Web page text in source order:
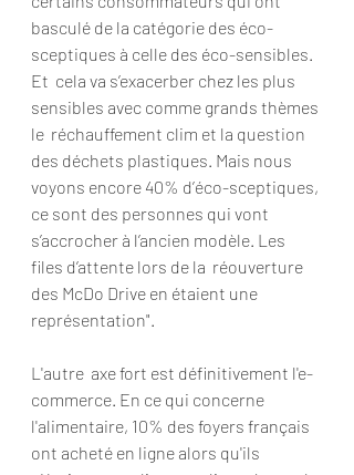
basculé de la catégorie des éco-
sceptiques à celle des éco-sensibles.
Et  cela va s’exacerber chez les plus
sensibles avec comme grands thèmes
le  réchauffement clim et la question
des déchets plastiques. Mais nous
voyons encore 40% d’éco-sceptiques,
ce sont des personnes qui vont
s’accrocher à l’ancien modèle. Les
files d’attente lors de la  réouverture
des McDo Drive en étaient une
représentation".
L'autre  axe fort est définitivement l'e-
commerce. En ce qui concerne
l'alimentaire, 10% des foyers français
ont acheté en ligne alors qu'ils